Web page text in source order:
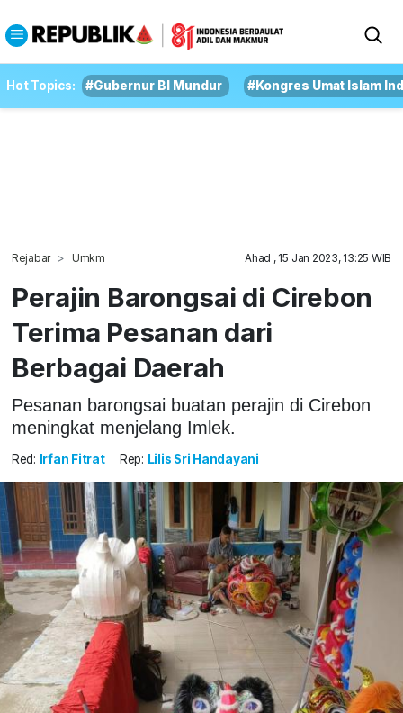
Hot Topics: #Gubernur BI Mundur #Kongres Umat Islam
Rejabar Umkm Ahad , 15 Jan 2023, 13:25 WIB
Perajin Barongsai di Cirebon
Terima Pesanan dari
Berbagai Daerah
Pesanan barongsai buatan perajin di Cirebon
meningkat menjelang Imlek.
Red: Irfan Fitrat Rep: Lilis Sri Handayani